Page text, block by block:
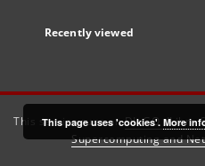
Recently viewed
This service runs onDInGO dLibra
Supercomputing and
This page uses 'cookies'. More